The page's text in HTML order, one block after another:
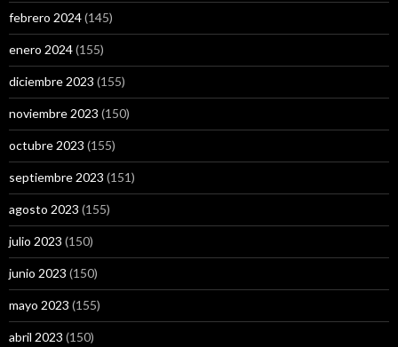
febrero 2024(145)
enero 2024(155)
diciembre 2023 (155)
noviembre 2023 (150)
octubre 2023 (155)
septiembre 2023 (151)
agosto 2023 (155)
julio 2023 (150)
junio 2023 (150)
mayo 2023 (155)
abril 2023 (150)